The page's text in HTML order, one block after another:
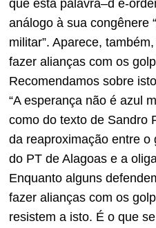
que esta palavra–d e-
análogo à sua congênere
militar”. Aparece,
fazer alianças com os
Recomendamos sobre
“A esperança não é azul
como do texto de Sandro
da reaproximação entre o
do PT de Alagoas e a
Enquanto alguns
fazer alianças com os
resistem a isto. É o que